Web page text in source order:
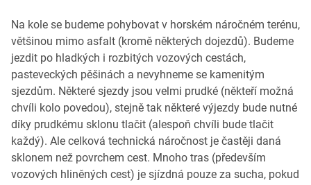
Na kole se budeme pohybovat v horském náročném terénu,
většinou mimo asfalt (kromě některých dojezdů). Budeme
jezdit po hladkých i rozbitých vozových cestách,
pasteveckých pěšinách a nevyhneme se kamenitým
sjezdům. Některé sjezdy jsou velmi prudké (někteří možná
chvíli kolo povedou), stejně tak některé výjezdy bude nutné
díky prudkému sklonu tlačit (alespoň chvíli bude tlačit
každý). Ale celková technická náročnost je častěji daná
sklonem než povrchem cest. Mnoho tras (především
vozových hliněných cest) je sjízdná pouze za sucha, pokud